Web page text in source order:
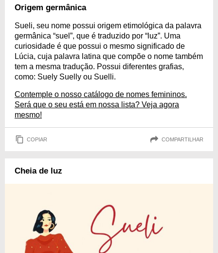
Origem germânica
Sueli, seu nome possui origem etimológica da palavra
germânica “suel”, que é traduzido por “luz”. Uma
curiosidade é que possui o mesmo significado de
Lúcia, cuja palavra latina que compõe o nome também
tem a mesma tradução. Possui diferentes grafias,
como: Suely Suelly ou Suelli.
Contemple o nosso catálogo de nomes femininos.
Será que o seu está em nossa lista? Veja agora
mesmo!
COPIAR COMPARTILHAR
Cheia de luz